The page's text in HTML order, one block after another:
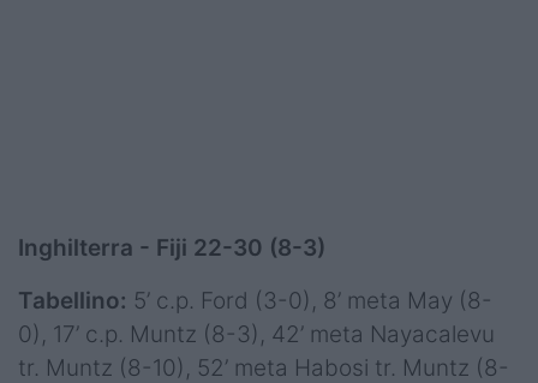
Inghilterra - Fiji 22-30 (8-3)
Tabellino: 5’ c.p. Ford (3-0), 8’ meta May (8-
0), 17’ c.p. Muntz (8-3), 42’ meta Nayacalevu
tr. Muntz (8-10), 52’ meta Habosi tr. Muntz (8-